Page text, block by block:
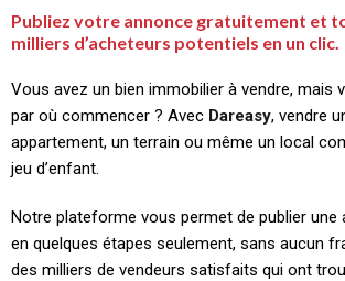
Publiez votre annonce gratuitement et
milliers d’acheteurs potentiels en un clic.
Vous avez un bien immobilier à vendre, mais
par où commencer ? Avec Dareasy, vendre
appartement, un terrain ou même un local
jeu d’enfant.
Notre plateforme vous permet de publier une
en quelques étapes seulement, sans aucun
des milliers de vendeurs satisfaits qui ont